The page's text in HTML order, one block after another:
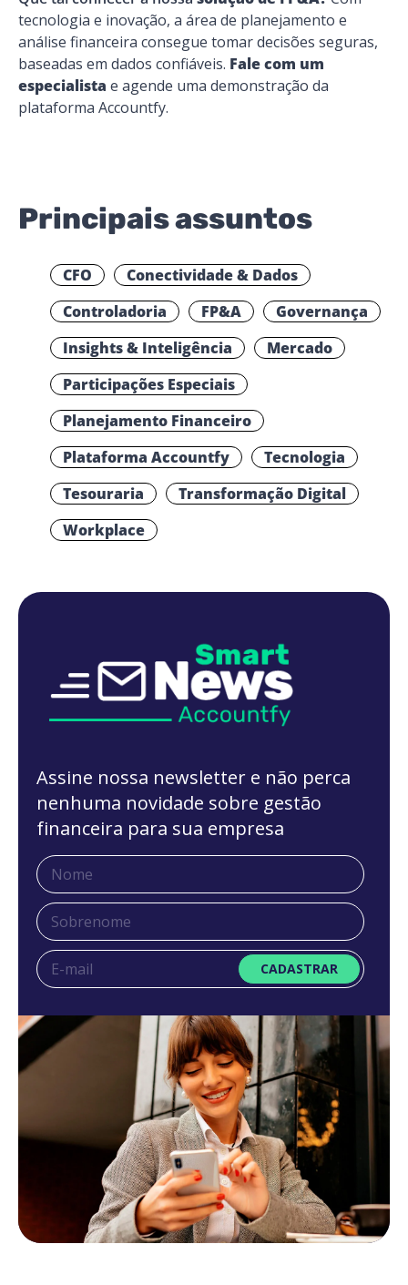
tecnologia e inovação, a área de planejamento e
análise financeira consegue tomar decisões seguras,
baseadas em dados confiáveis. Fale com um
especialista e agende uma demonstração da
plataforma Accountfy.
Principais assuntos
CFO
Conectividade & Dados
Controladoria
FP&A
Governança
Insights & Inteligência
Mercado
Participações Especiais
Planejamento Financeiro
Plataforma Accountfy
Tecnologia
Tesouraria
Transformação Digital
Workplace
Assine nossa newsletter e não perca
nenhuma novidade sobre gestão
financeira para sua empresa